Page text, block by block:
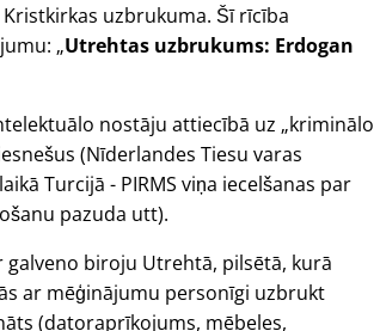
uzbrukuma. Šī rīcība
Utrehtas uzbrukums: Erdogan
nostāju attiecībā uz kriminālo
(Nīderlandes Tiesu varas
Turcijā - PIRMS viņa iecelšanas par
pazuda utt).
biroju Utrehtā, pilsētā, kurā
ar mēģinājumu personīgi uzbrukt
(datoraprīkojums, mēbeles,